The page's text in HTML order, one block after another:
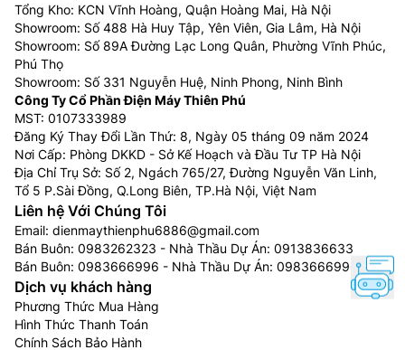
Khay kệ với kính cường lực
Khay kệ bên trong tủ lạnh Sharp giá rẻ
SJ-FXP560V-
RG được làm bằng kính cường lực có thể điều chỉnh
giúp linh hoạt tháo lắp, điều chỉnh độ cao, tùy theo
nhu cầu sử dụng không gian tủ.
Tổng Kho: KCN Vĩnh Hoàng, Quận Hoàng Mai, Hà Nội
Showroom: Số 488 Hà Huy Tập, Yên Viên, Gia Lâm, Hà Nội
Showroom: Số 89A Đường Lạc Long Quân, Phường Vĩnh Phúc,
Phú Thọ
Showroom: Số 331 Nguyễn Huệ, Ninh Phong, Ninh Bình
Công Ty Cổ Phần Điện Máy Thiên Phú
MST: 0107333989
Đăng Ký Thay Đổi Lần Thứ: 8, Ngày 05 tháng 09 năm 2024
Nơi Cấp: Phòng DKKD - Sở Kế Hoạch và Đầu Tư TP Hà Nội
Địa Chỉ Trụ Sở: Số 2, Ngách 765/27, Đường Nguyễn Văn Linh,
Tổ 5 P.Sài Đồng, Q.Long Biên, TP.Hà Nội, Việt Nam
Liên hệ Với Chúng Tôi
Email: dienmaythienphu6886@gmail.com
Bán Buôn: 0983262323 - Nhà Thầu Dự Án: 0913836633
Bán Buôn: 0983666996 - Nhà Thầu Dự Án: 0983666996
Dịch vụ khách hàng
Phương Thức Mua Hàng
Hình Thức Thanh Toán
Chính Sách Bảo Hành